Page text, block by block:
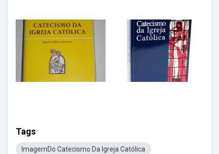
Tags
ImagemDo Catecismo Da Igreja Católica